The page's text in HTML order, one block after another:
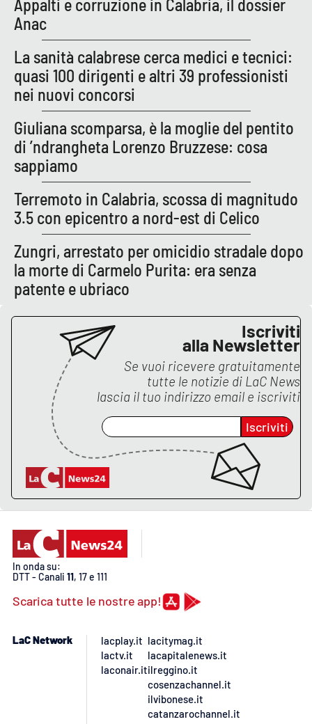
Cosenza
Lamezia Terme
PROGETTI
SPECIALI
Buona Sanità Calabria
CALABRIAVISIONE
Destinazioni
Eventi
Food
NETWORK
Lacplay.it
Lactv.it
Laconair.it
Lacapitalenews.it
Appalti e corruzione in Calabria, il dossier
Anac
La sanità calabrese cerca medici e tecnici:
quasi 100 dirigenti e altri 39 professionisti
nei nuovi concorsi
Giuliana scomparsa, è la moglie del pentito
di ’ndrangheta Lorenzo Bruzzese: cosa
sappiamo
Terremoto in Calabria, scossa di magnitudo
3.5 con epicentro a nord-est di Celico
Zungri, arrestato per omicidio stradale dopo
la morte di Carmelo Purita: era senza
patente e ubriaco
Iscriviti
alla Newsletter
Se vuoi ricevere gratuitamente
tutte le notizie di LaC News
lascia il tuo indirizzo email e iscriviti
Iscriviti
In onda su:
DTT - Canali 11, 17 e 111
Scarica tutte le nostre app!
LaC Network
lacplay.it
lactv.it
laconair.it
lacitymag.it
lacapitalenews.it
ilreggino.it
cosenzachannel.it
ilvibonese.it
catanzarochannel.it